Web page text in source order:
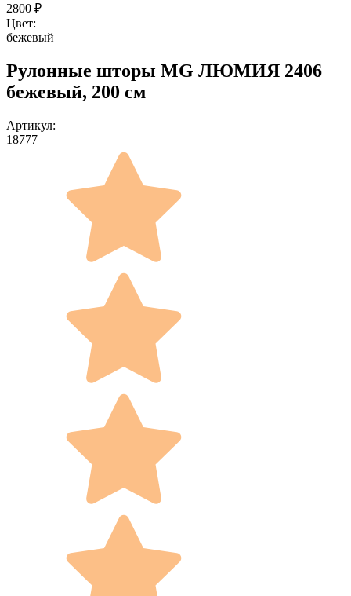
2800 ₽
Цвет:
бежевый
Рулонные шторы MG ЛЮМИЯ 2406
бежевый, 200 см
Артикул:
18777